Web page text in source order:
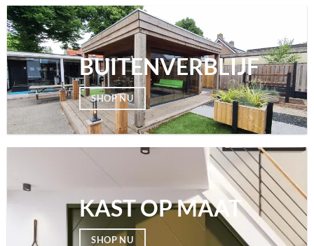
BUITENVERBLIJF
SHOP NU
KAST OP MAAT
SHOP NU